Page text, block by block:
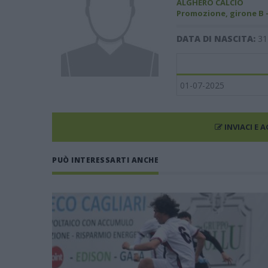
ALGHERO CALCIO
Promozione, girone B
DATA DI NASCITA:
01-07-2025
INVIACI E
PUÒ INTERESSARTI ANCHE